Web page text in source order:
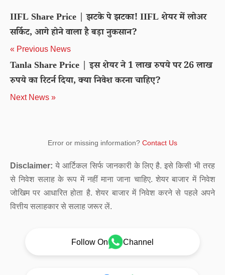
IIFL Share Price | झटके पे झटका! IIFL शेयर में लोअर
सर्किट, आगे होने वाला है बड़ा नुकसान?
« Previous News
Tanla Share Price | इस शेयर ने 1 लाख रुपये पर 26 लाख
रुपये का रिटर्न दिया, क्या निवेश करना चाहिए?
Next News »
Error or missing information? Contact Us
Disclaimer: ये आर्टिकल सिर्फ जानकारी के लिए है. इसे किसी भी तरह
से निवेश सलाह के रूप में नहीं माना जाना चाहिए. शेयर बाजार में निवेश
जोखिम पर आधारित होता है. शेयर बाजार में निवेश करने से पहले अपने
वित्तीय सलाहकार से सलाह जरूर लें.
Follow On Channel